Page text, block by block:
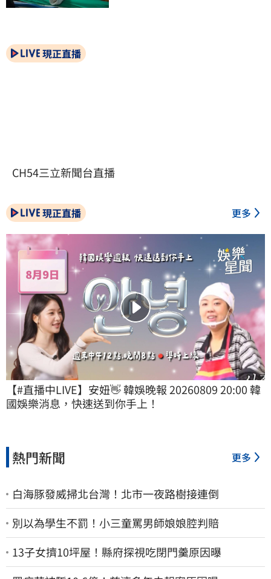
現正直播
CH54三立新聞台直播
現正直播 更多
【#直播中LIVE】安妞👋 韓娛晚報 20260809 20:00 韓
國娛樂消息，快速送到你手上！
熱門新聞 更多
白海豚發威掃北台灣！北市一夜路樹接連倒
別以為學生不罰！小三童罵男師娘娘腔判賠
13子女擠10坪屋！縣府探視吃閉門羹原因曝